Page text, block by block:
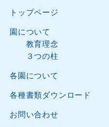
トップページ
園について
教育理念
３つの柱
各園について
各種書類ダウンロード
お問い合わせ